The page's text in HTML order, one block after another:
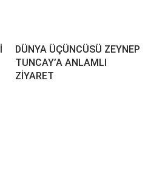
DÜNYA ÜÇÜNCÜSÜ ZEYNEP
TUNCAY’A ANLAMLI
ZİYARET